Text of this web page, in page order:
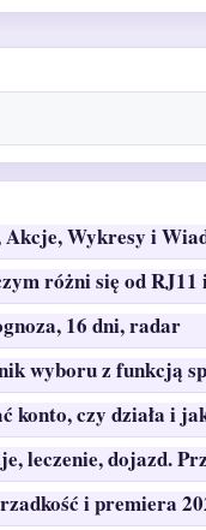
Wykresy i
różni się od
16 dni, radar
wyboru z funkcją
konto, czy działa i
leczenie, dojazd.
i premiera